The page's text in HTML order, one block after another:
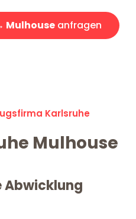
Mulhouseanfragen
Karlsruhe
Mulhouse
Abwicklung